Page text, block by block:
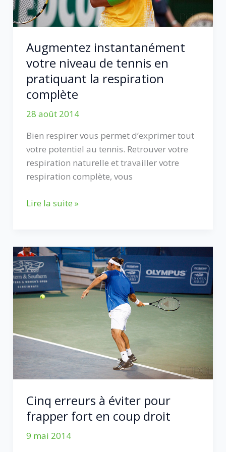
Augmentez instantanément
votre niveau de tennis en
pratiquant la respiration
complète
28 août 2014
Bien respirer vous permet d’exprimer tout
votre potentiel au tennis. Retrouver votre
respiration naturelle et travailler votre
respiration complète, vous
Augmentez
de
tennis
en
pratiquant
respiration
complète
Lire la suite »
Cinq erreurs à éviter pour
frapper fort en coup droit
9 mai 2014